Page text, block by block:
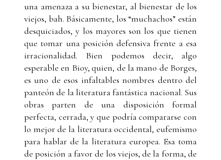
una amenaza a su bienestar, al bienestar de los
viejos, bah. Básicamente, los “muchachos” están
desquiciados, y los mayores son los que tienen
que tomar una posición defensiva frente a esa
irracionalidad. Bien podemos decir, algo
esperable en Bioy, quien, de la mano de Borges,
es uno de esos infaltables nombres dentro del
panteón de la literatura fantástica nacional. Sus
obras parten de una disposición formal
perfecta, cerrada, y que podría compararse con
lo mejor de la literatura occidental, eufemismo
para hablar de la literatura europea. Esa toma
de posición a favor de los viejos, de la forma, de